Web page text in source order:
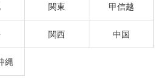
関東 甲信越
関西 中国
縄